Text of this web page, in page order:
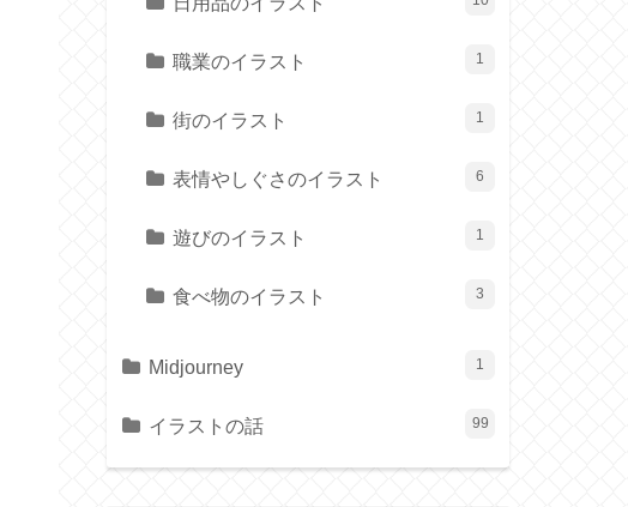
職業のイラスト 1
街のイラスト 1
表情やしぐさのイラスト 6
遊びのイラスト 1
食べ物のイラスト 3
Midjourney 1
イラストの話 99